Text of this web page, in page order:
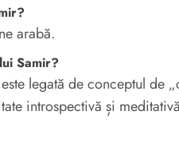
arabă.
Samir?
legată de conceptul de
introspectivă și